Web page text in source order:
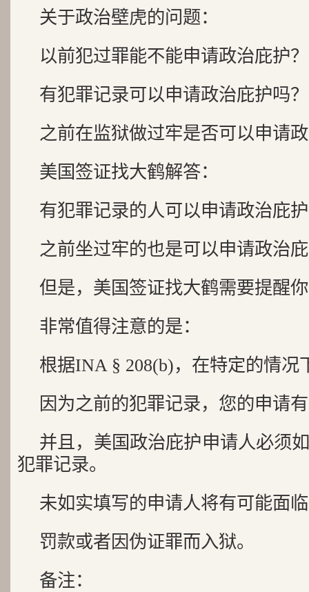
关于政治壁虎的问题：
以前犯过罪能不能申请政治庇护？
有犯罪记录可以申请政治庇护吗？
之前在监狱做过牢是否可以申请
美国签证找大鹤解答：
有犯罪记录的人可以申请政治庇
之前坐过牢的也是可以申请政治
但是，美国签证找大鹤需要提醒
非常值得注意的是：
根据INA § 208(b)，在特定的情况
因为之前的犯罪记录，您的申请
并且，美国政治庇护申请人必须
犯罪记录。
未如实填写的申请人将有可能面
罚款或者因伪证罪而入狱。
备注：